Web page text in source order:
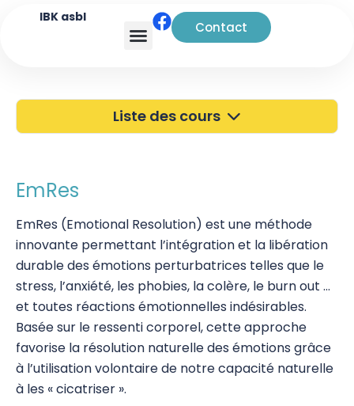
IBK asbl
Contact
Liste des cours
Portes Ouvertes
Atelier à Bruxelles
Découverte
Kinésiologie
Pratiques supervisées – Examens
EFT et Tapping
Psychogénéalogie
EmRes
EmRes (Emotional Resolution) est une méthode
innovante permettant l’intégration et la libération
durable des émotions perturbatrices telles que le
stress, l’anxiété, les phobies, la colère, le burn out …
et toutes réactions émotionnelles indésirables.
Basée sur le ressenti corporel, cette approche
favorise la résolution naturelle des émotions grâce
à l’utilisation volontaire de notre capacité naturelle
à les « cicatriser ».